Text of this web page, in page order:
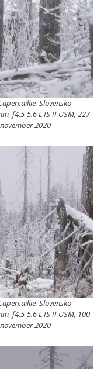
Slovensko
f4.5-5.6 L IS II USM, 227
2020
Slovensko
f4.5-5.6 L IS II USM, 100
2020